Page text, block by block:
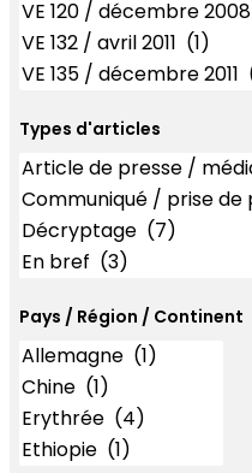
Types d'articles
Types d'articles
Pays / Région / Continent